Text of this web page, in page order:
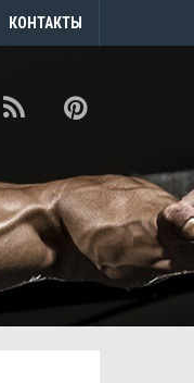
КОНТАКТЫ